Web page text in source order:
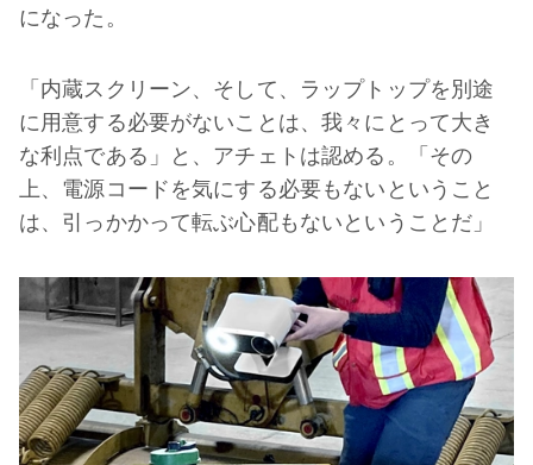
になった。
「内蔵スクリーン、そして、ラップトップを別途
に用意する必要がないことは、我々にとって大き
な利点である」と、アチェトは認める。「その
上、電源コードを気にする必要もないということ
は、引っかかって転ぶ心配もないということだ」